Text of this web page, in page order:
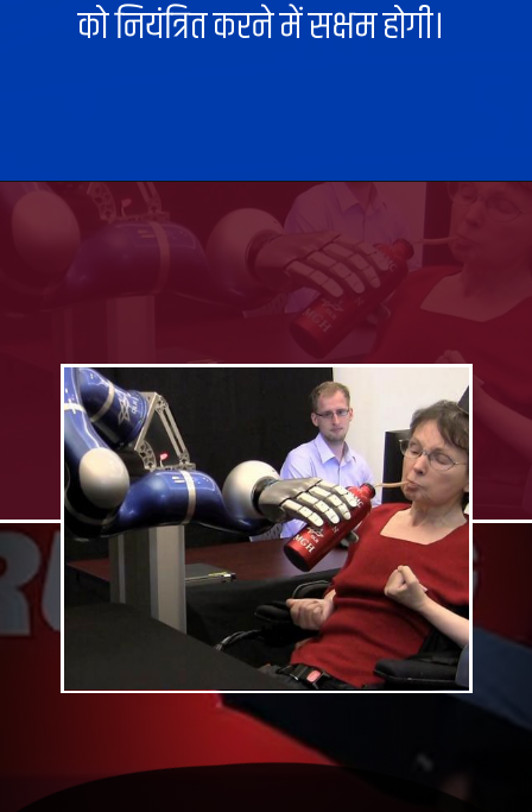
को नियंत्रित करने में सक्षम होगी।